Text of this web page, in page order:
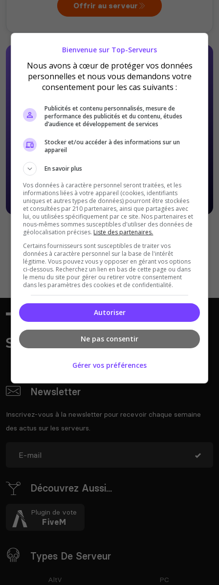
Offrir au serveur
Offres Premiums soumises à nosConditions Générales de
ventes.
Newsletter
Inscrivez-vous à la newsletter pour recevoir chaque semaine
des actus sur les serveurs.
Découvrez Aussi...
Plugin de vote
FiveM
Types De Serveur
AltV
PC
Bienvenue sur Top-Serveurs
Nous avons à cœur de protéger vos données
personnelles et nous vous demandons votre
consentement pour les cas suivants :
Publicités et contenu personnalisés, mesure de
performance des publicités et du contenu, études
d’audience et développement de services
Stocker et/ou accéder à des informations sur un
appareil
En savoir plus
Vos données à caractère personnel seront traitées, et les
informations liées à votre appareil (cookies, identifiants
uniques et autres types de données) pourront être stockées
et consultées par 210 partenaires, ainsi que partagées avec
lui, ou utilisées spécifiquement par ce site. Nos partenaires et
nous-mêmes sommes susceptibles d'utiliser des données de
géolocalisation précises. Liste des partenaires.
Certains fournisseurs sont susceptibles de traiter vos
données à caractère personnel sur la base de l'intérêt
légitime. Vous pouvez vous y opposer en gérant vos options
ci-dessous. Recherchez un lien en bas de cette page ou dans
le menu du site pour gérer ou retirer votre consentement
dans les paramètres des cookies et de confidentialité.
Autoriser
Ne pas consentir
Gérer vos préférences